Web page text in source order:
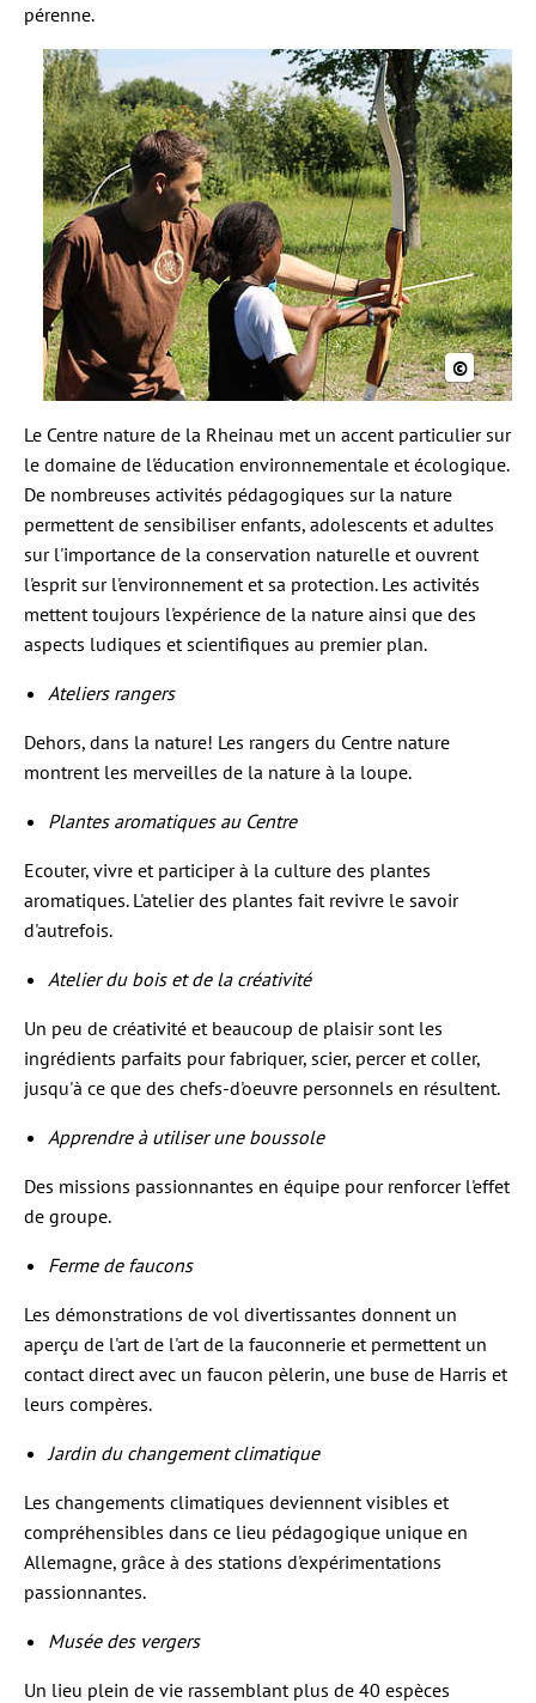
pérenne.
©
Le Centre nature de la Rheinau met un accent particulier sur
le domaine de l'éducation environnementale et écologique.
De nombreuses activités pédagogiques sur la nature
permettent de sensibiliser enfants, adolescents et adultes
sur l'importance de la conservation naturelle et ouvrent
l'esprit sur l'environnement et sa protection. Les activités
mettent toujours l'expérience de la nature ainsi que des
aspects ludiques et scientifiques au premier plan.
Ateliers rangers
Dehors, dans la nature! Les rangers du Centre nature
montrent les merveilles de la nature à la loupe.
Plantes aromatiques au Centre
Ecouter, vivre et participer à la culture des plantes
aromatiques. L'atelier des plantes fait revivre le savoir
d'autrefois.
Atelier du bois et de la créativité
Un peu de créativité et beaucoup de plaisir sont les
ingrédients parfaits pour fabriquer, scier, percer et coller,
jusqu'à ce que des chefs-d'oeuvre personnels en résultent.
Apprendre à utiliser une boussole
Des missions passionnantes en équipe pour renforcer l'effet
de groupe.
Ferme de faucons
Les démonstrations de vol divertissantes donnent un
aperçu de l'art de l'art de la fauconnerie et permettent un
contact direct avec un faucon pèlerin, une buse de Harris et
leurs compères.
Jardin du changement climatique
Les changements climatiques deviennent visibles et
compréhensibles dans ce lieu pédagogique unique en
Allemagne, grâce à des stations d'expérimentations
passionnantes.
Musée des vergers
Un lieu plein de vie rassemblant plus de 40 espèces